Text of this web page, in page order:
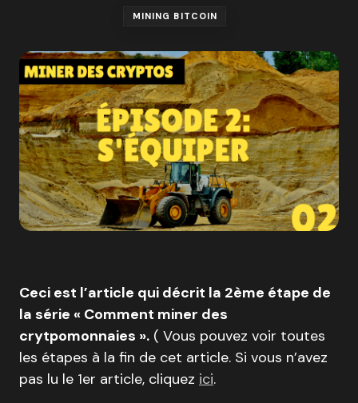
MINING BITCOIN
Ceci est l’article qui décrit la 2ème étape de
la série « Comment miner des
crytpomonnaies ». ( Vous pouvez voir toutes
les étapes à la fin de cet article. Si vous n’avez
pas lu le 1er article, cliquez ici.